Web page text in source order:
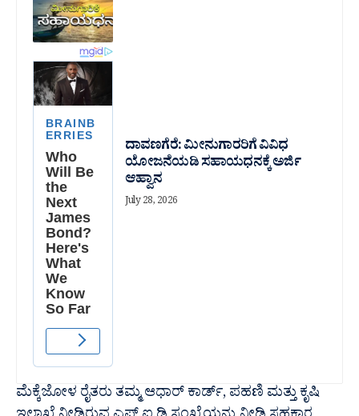
ದಾವಣಗೆರೆ: ಮೀನುಗಾರರಿಗೆ ವಿವಿಧ
ಯೋಜನೆಯಡಿ ಸಹಾಯಧನಕ್ಕೆ ಅರ್ಜಿ
ಆಹ್ವಾನ
July 28, 2026
ಮೆಕ್ಕೆಜೋಳ ರೈತರು ತಮ್ಮ ಆಧಾರ್ ಕಾರ್ಡ್, ಪಹಣಿ ಮತ್ತು ಕೃಷಿ